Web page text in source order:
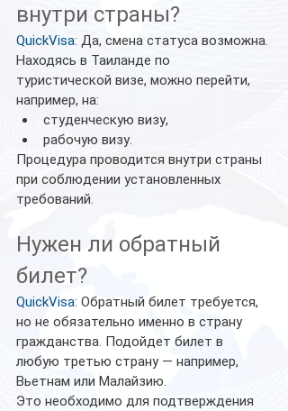
внутри страны?
QuickVisa: Да, смена статуса возможна.
Находясь в Таиланде по
туристической визе, можно перейти,
например, на:
студенческую визу,
рабочую визу.
Процедура проводится внутри страны
при соблюдении установленных
требований.
Нужен ли обратный
билет?
QuickVisa: Обратный билет требуется,
но не обязательно именно в страну
гражданства. Подойдет билет в
любую третью страну — например,
Вьетнам или Малайзию.
Это необходимо для подтверждения